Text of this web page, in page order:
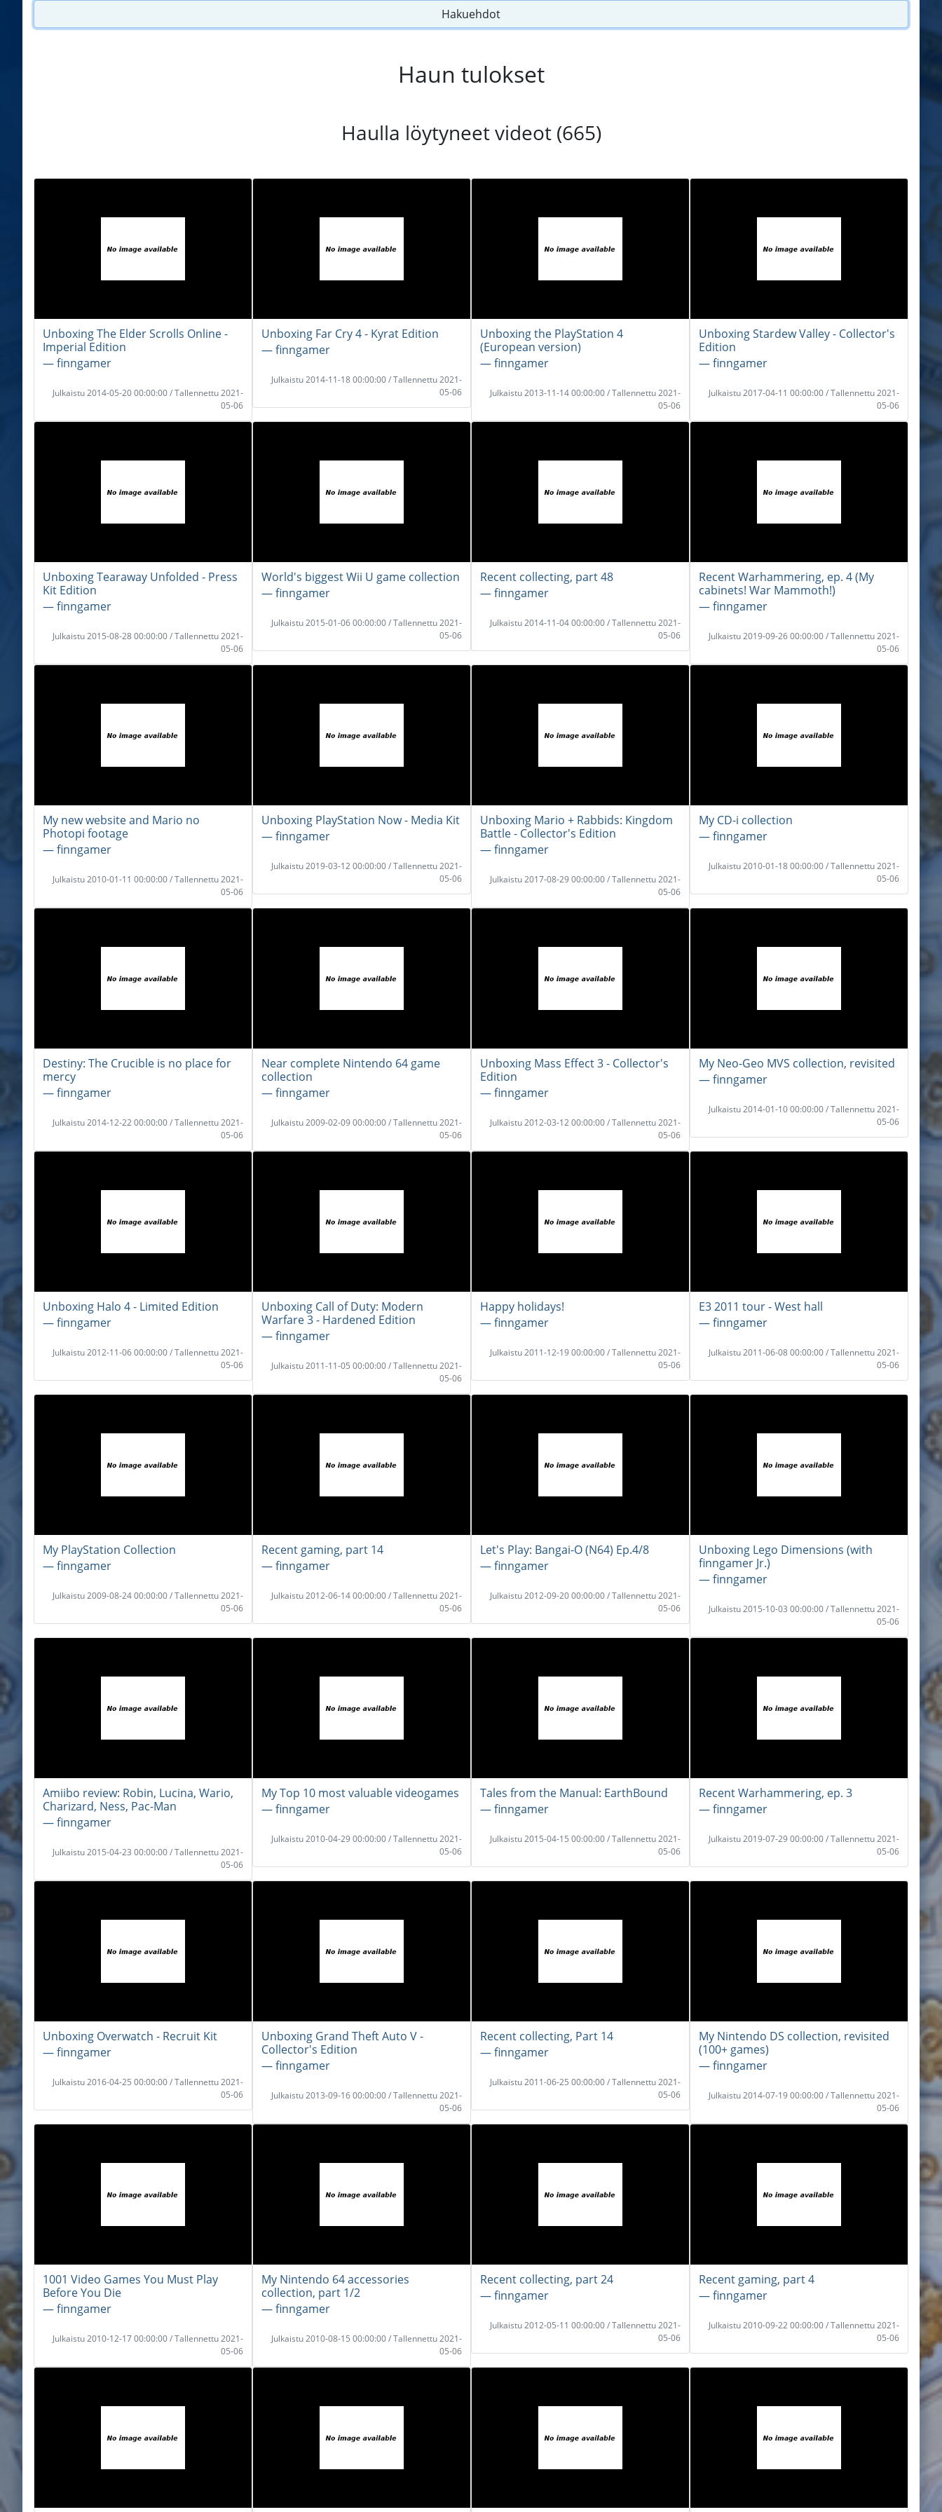
Hakuehdot
Haun tulokset
Haulla löytyneet videot (665)
Unboxing The Elder Scrolls Online -
Imperial Edition
― finngamer
Julkaistu 2014-05-20 00:00:00 / Tallennettu 2021-
05-06
Unboxing Far Cry 4 - Kyrat Edition
― finngamer
Julkaistu 2014-11-18 00:00:00 / Tallennettu 2021-
05-06
Unboxing the PlayStation 4
(European version)
― finngamer
Julkaistu 2013-11-14 00:00:00 / Tallennettu 2021-
05-06
Unboxing Stardew Valley - Collector's
Edition
― finngamer
Julkaistu 2017-04-11 00:00:00 / Tallennettu 2021-
05-06
Unboxing Tearaway Unfolded - Press
Kit Edition
― finngamer
Julkaistu 2015-08-28 00:00:00 / Tallennettu 2021-
05-06
World's biggest Wii U game collection
― finngamer
Julkaistu 2015-01-06 00:00:00 / Tallennettu 2021-
05-06
Recent collecting, part 48
― finngamer
Julkaistu 2014-11-04 00:00:00 / Tallennettu 2021-
05-06
Recent Warhammering, ep. 4 (My
cabinets! War Mammoth!)
― finngamer
Julkaistu 2019-09-26 00:00:00 / Tallennettu 2021-
05-06
My new website and Mario no
Photopi footage
― finngamer
Julkaistu 2010-01-11 00:00:00 / Tallennettu 2021-
05-06
Unboxing PlayStation Now - Media Kit
― finngamer
Julkaistu 2019-03-12 00:00:00 / Tallennettu 2021-
05-06
Unboxing Mario + Rabbids: Kingdom
Battle - Collector's Edition
― finngamer
Julkaistu 2017-08-29 00:00:00 / Tallennettu 2021-
05-06
My CD-i collection
― finngamer
Julkaistu 2010-01-18 00:00:00 / Tallennettu 2021-
05-06
Destiny: The Crucible is no place for
mercy
― finngamer
Julkaistu 2014-12-22 00:00:00 / Tallennettu 2021-
05-06
Near complete Nintendo 64 game
collection
― finngamer
Julkaistu 2009-02-09 00:00:00 / Tallennettu 2021-
05-06
Unboxing Mass Effect 3 - Collector's
Edition
― finngamer
Julkaistu 2012-03-12 00:00:00 / Tallennettu 2021-
05-06
My Neo-Geo MVS collection, revisited
― finngamer
Julkaistu 2014-01-10 00:00:00 / Tallennettu 2021-
05-06
Unboxing Halo 4 - Limited Edition
― finngamer
Julkaistu 2012-11-06 00:00:00 / Tallennettu 2021-
05-06
Unboxing Call of Duty: Modern
Warfare 3 - Hardened Edition
― finngamer
Julkaistu 2011-11-05 00:00:00 / Tallennettu 2021-
05-06
Happy holidays!
― finngamer
Julkaistu 2011-12-19 00:00:00 / Tallennettu 2021-
05-06
E3 2011 tour - West hall
― finngamer
Julkaistu 2011-06-08 00:00:00 / Tallennettu 2021-
05-06
My PlayStation Collection
― finngamer
Julkaistu 2009-08-24 00:00:00 / Tallennettu 2021-
05-06
Recent gaming, part 14
― finngamer
Julkaistu 2012-06-14 00:00:00 / Tallennettu 2021-
05-06
Let's Play: Bangai-O (N64) Ep.4/8
― finngamer
Julkaistu 2012-09-20 00:00:00 / Tallennettu 2021-
05-06
Unboxing Lego Dimensions (with
finngamer Jr.)
― finngamer
Julkaistu 2015-10-03 00:00:00 / Tallennettu 2021-
05-06
Amiibo review: Robin, Lucina, Wario,
Charizard, Ness, Pac-Man
― finngamer
Julkaistu 2015-04-23 00:00:00 / Tallennettu 2021-
05-06
My Top 10 most valuable videogames
― finngamer
Julkaistu 2010-04-29 00:00:00 / Tallennettu 2021-
05-06
Tales from the Manual: EarthBound
― finngamer
Julkaistu 2015-04-15 00:00:00 / Tallennettu 2021-
05-06
Recent Warhammering, ep. 3
― finngamer
Julkaistu 2019-07-29 00:00:00 / Tallennettu 2021-
05-06
Unboxing Overwatch - Recruit Kit
― finngamer
Julkaistu 2016-04-25 00:00:00 / Tallennettu 2021-
05-06
Unboxing Grand Theft Auto V -
Collector's Edition
― finngamer
Julkaistu 2013-09-16 00:00:00 / Tallennettu 2021-
05-06
Recent collecting, Part 14
― finngamer
Julkaistu 2011-06-25 00:00:00 / Tallennettu 2021-
05-06
My Nintendo DS collection, revisited
(100+ games)
― finngamer
Julkaistu 2014-07-19 00:00:00 / Tallennettu 2021-
05-06
1001 Video Games You Must Play
Before You Die
― finngamer
Julkaistu 2010-12-17 00:00:00 / Tallennettu 2021-
05-06
My Nintendo 64 accessories
collection, part 1/2
― finngamer
Julkaistu 2010-08-15 00:00:00 / Tallennettu 2021-
05-06
Recent collecting, part 24
― finngamer
Julkaistu 2012-05-11 00:00:00 / Tallennettu 2021-
05-06
Recent gaming, part 4
― finngamer
Julkaistu 2010-09-22 00:00:00 / Tallennettu 2021-
05-06